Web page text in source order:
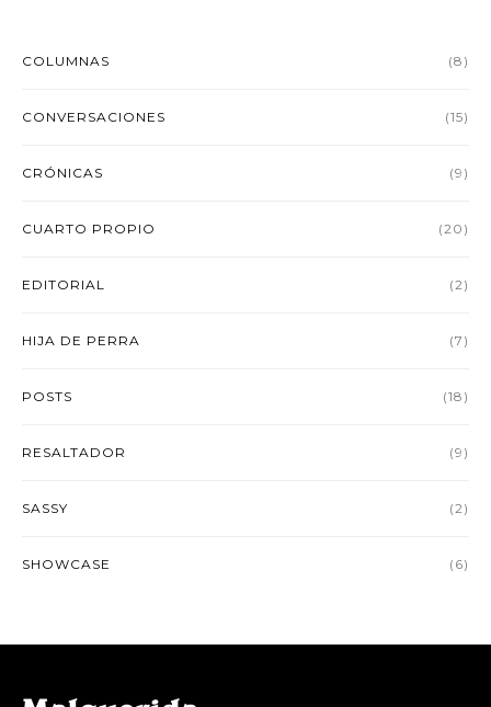
COLUMNAS (8)
CONVERSACIONES (15)
CRÓNICAS (9)
CUARTO PROPIO (20)
EDITORIAL (2)
HIJA DE PERRA (7)
POSTS (18)
RESALTADOR (9)
SASSY (2)
SHOWCASE (6)